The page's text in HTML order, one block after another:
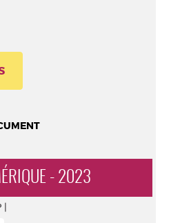
- 2023
|